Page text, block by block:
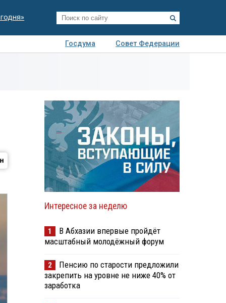
Госдума
Совет Федерации
Интересное за неделю
1
В Абхазии впервые пройдёт
масштабный молодёжный форум
2
Пенсию по старости предложили
закрепить на уровне не ниже 40% от
заработка